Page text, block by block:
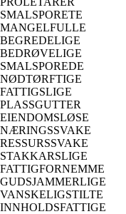
SMALSPORETE
MANGELFULLE
BEGREDELIGE
BEDRØVELIGE
SMALSPOREDE
NØDTØRFTIGE
FATTIGSLIGE
PLASSGUTTER
EIENDOMSLØSE
NÆRINGSSVAKE
RESSURSSVAKE
STAKKARSLIGE
FATTIGFORNEMME
GUDSJAMMERLIGE
VANSKELIGSTILTE
INNHOLDSFATTIGE